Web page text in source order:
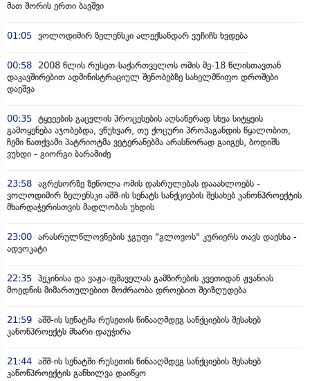
მათ შორის ერთი ბავშვი
01:05 ვოლოდიმირ ზელენსკი ალექსანდარ ვუჩიჩს ხვდება
00:58
2008 წლის რუსეთ-საქართველოს ომის მე-18 წლისთავთან
დაკავშირებით ადმინისტრაციულ შენობებზე სახელმწიფო დროშები
დაეშვა
00:35 ტყვეების გაცვლის პროცესების აღსაწერად სხვა სიტყვის
გამოყენება აჯობებდა, ვწუხვარ, თუ ქოცური პროპაგანდის წყალობით,
ჩემი ნათქვამი პატრიოტმა ვეტერანებმა არასწორად გაიგეს, ბოდიშს
ვუხდი - გიორგი ბარამიძე
23:58 აგრესორზე ზეწოლა ომის დასრულებას დააახლოებს -
ვოლოდიმირ ზელენსკი აშშ-ის სენატს სანქციების შესახებ კანონპროექტის
მხარდაჭერისთვის მადლობას უხდის
23:00 არასრულწლოვნების ჯგუფი "გლოვოს" კურიერს თავს დაესხა -
ადვოკატი
22:35 პეკინისა და ვაჟა-ფშაველას გამზირების კვეთიდან ჟვანიას
მოედნის მიმართულებით მოძრაობა დროებით შეიზღუდება
21:59 აშშ-ის სენატმა რუსეთის წინააღმდეგ სანქციების შესახებ
კანონპროექტს მხარი დაუჭირა
21:44 აშშ-ის სენატში რუსეთის წინააღმდეგ სანქციების შესახებ
კანონპროექტის განხილვა დაიწყო